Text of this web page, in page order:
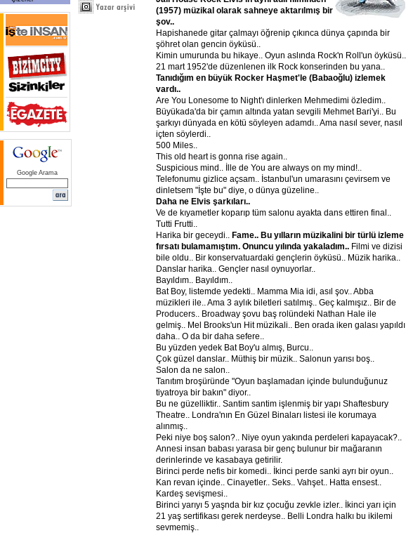
Google Arama
(1957) müzikal olarak sahneye aktarılmış bir
şov..
Hapishanede gitar çalmayı öğrenip çıkınca dünya çapında bir
şöhret olan gencin öyküsü..
Kimin umurunda bu hikaye.. Oyun aslında Rock'n Roll'un öyküsü..
21 mart 1952'de düzenlenen ilk Rock konserinden bu yana..
Tanıdığım en büyük Rocker Haşmet'le (Babaoğlu) izlemek
vardı..
Are You Lonesome to Night'ı dinlerken Mehmedimi özledim..
Büyükada'da bir çamın altında yatan sevgili Mehmet Bari'yi.. Bu
şarkıyı dünyada en kötü söyleyen adamdı.. Ama nasıl sever, nasıl
içten söylerdi..
500 Miles..
This old heart is gonna rise again..
Suspicious mind.. İlle de You are always on my mind!..
Telefonumu gizlice açsam.. İstanbul'un umarasını çevirsem ve
dinletsem "İşte bu" diye, o dünya güzeline..
Daha ne Elvis şarkıları..
Ve de kıyametler koparıp tüm salonu ayakta dans ettiren final..
Tutti Frutti..
Harika bir geceydi.. Fame.. Bu yılların müzikalini bir türlü izleme
fırsatı bulamamıştım. Onuncu yılında yakaladım.. Filmi ve dizisi
bile oldu.. Bir konservatuardaki gençlerin öyküsü.. Müzik harika..
Danslar harika.. Gençler nasıl oynuyorlar..
Bayıldım.. Bayıldım..
Bat Boy, listemde yedekti.. Mamma Mia idi, asıl şov.. Abba
müzikleri ile.. Ama 3 aylık biletleri satılmış.. Geç kalmışız.. Bir de
Producers.. Broadway şovu baş rolündeki Nathan Hale ile
gelmiş.. Mel Brooks'un Hit müzikali.. Ben orada iken galası yapıldı
daha.. O da bir daha sefere..
Bu yüzden yedek Bat Boy'u almış, Burcu..
Çok güzel danslar.. Müthiş bir müzik.. Salonun yarısı boş..
Salon da ne salon..
Tanıtım broşüründe "Oyun başlamadan içinde bulunduğunuz
tiyatroya bir bakın" diyor..
Bu ne güzelliktir.. Santim santim işlenmiş bir yapı Shaftesbury
Theatre.. Londra'nın En Güzel Binaları listesi ile korumaya
alınmış..
Peki niye boş salon?.. Niye oyun yakında perdeleri kapayacak?..
Annesi insan babası yarasa bir genç bulunur bir mağaranın
derinlerinde ve kasabaya getirilir.
Birinci perde nefis bir komedi.. İkinci perde sanki ayrı bir oyun..
Kan revan içinde.. Cinayetler.. Seks.. Vahşet.. Hatta ensest..
Kardeş sevişmesi..
Birinci yarıyı 5 yaşnda bir kız çocuğu zevkle izler.. İkinci yarı için
21 yaş sertifikası gerek nerdeyse.. Belli Londra halkı bu ikilemi
sevmemiş..